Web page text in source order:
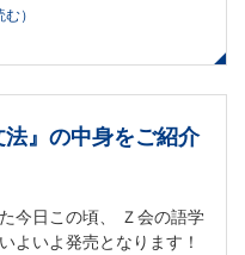
）
』の中身をご紹介
今日この頃、 Ｚ会の語学
よいよ発売となります！